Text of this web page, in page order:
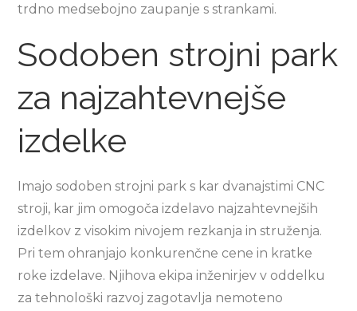
trdno medsebojno zaupanje s strankami.
Sodoben strojni park
za najzahtevnejše
izdelke
Imajo sodoben strojni park s kar dvanajstimi CNC
stroji, kar jim omogoča izdelavo najzahtevnejših
izdelkov z visokim nivojem rezkanja in struženja.
Pri tem ohranjajo konkurenčne cene in kratke
roke izdelave. Njihova ekipa inženirjev v oddelku
za tehnološki razvoj zagotavlja nemoteno